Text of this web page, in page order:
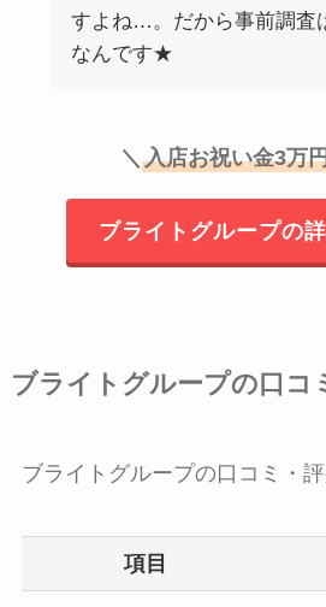
すよね…。だから事前調査
なんです★
＼ 入店お祝い金3万
ブライトグループの
ブライトグループの口コ
ブライトグループの口コミ・評
項目